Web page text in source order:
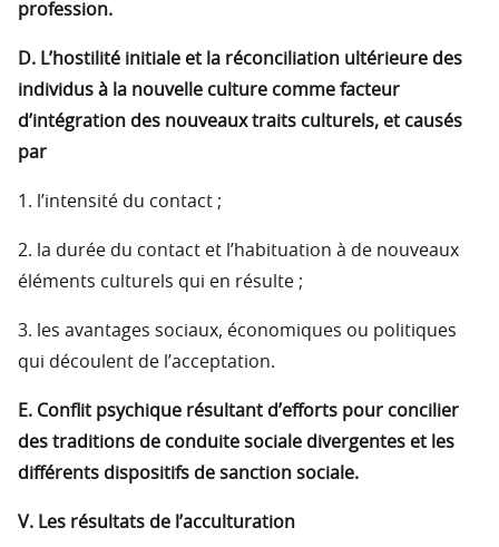
profession.
D. L’hostilité initiale et la réconciliation ultérieure des
individus à la nouvelle culture comme facteur
d’intégration des nouveaux traits culturels, et causés
par
1. l’intensité du contact ;
2. la durée du contact et l’habituation à de nouveaux
éléments culturels qui en résulte ;
3. les avantages sociaux, économiques ou politiques
qui découlent de l’acceptation.
E. Conflit psychique résultant d’efforts pour concilier
des traditions de conduite sociale divergentes et les
différents dispositifs de sanction sociale.
V. Les résultats de l’acculturation